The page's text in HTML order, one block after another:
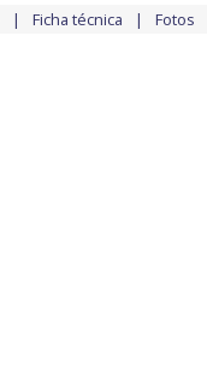
Ficha técnica Fotos